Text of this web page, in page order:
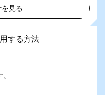
を見る
する方法